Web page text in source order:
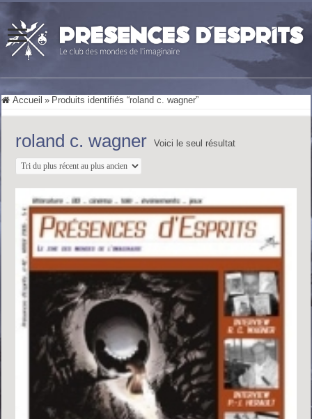
Accueil » Produits identifiés “roland c. wagner”
roland c. wagner Voici le seul résultat